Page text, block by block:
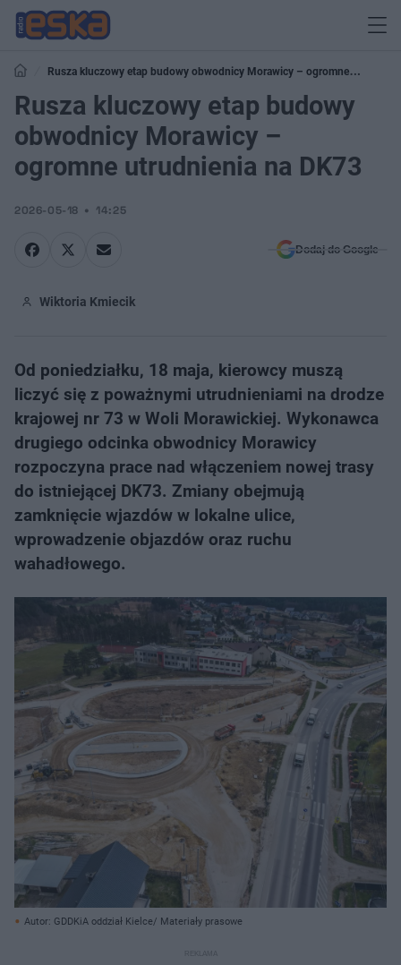
Rusza kluczowy etap budowy obwodnicy Morawicy – ogromne
utrudnienia na DK73
Rusza kluczowy etap budowy
obwodnicy Morawicy –
ogromne utrudnienia na DK73
2026-05-18 14:25
Dodaj do Google
Wiktoria Kmiecik
Od poniedziałku, 18 maja, kierowcy muszą
liczyć się z poważnymi utrudnieniami na drodze
krajowej nr 73 w Woli Morawickiej. Wykonawca
drugiego odcinka obwodnicy Morawicy
rozpoczyna prace nad włączeniem nowej trasy
do istniejącej DK73. Zmiany obejmują
zamknięcie wjazdów w lokalne ulice,
wprowadzenie objazdów oraz ruchu
wahadłowego.
Autor: GDDKiA oddział Kielce/ Materiały prasowe